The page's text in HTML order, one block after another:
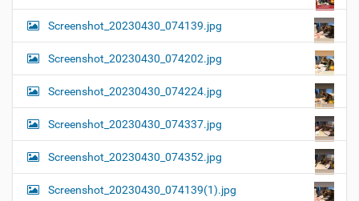
Screenshot_20230430_074139.jpg
Screenshot_20230430_074202.jpg
Screenshot_20230430_074224.jpg
Screenshot_20230430_074337.jpg
Screenshot_20230430_074352.jpg
Screenshot_20230430_074139(1).jpg